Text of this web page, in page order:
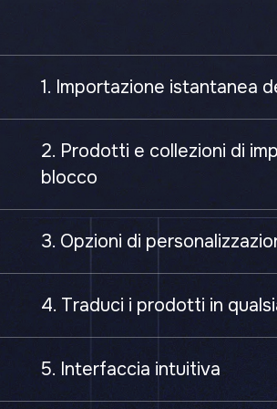
1. Importazione istantanea
2. Prodotti e collezioni di
blocco
3. Opzioni di
4. Traduci i prodotti in
5. Interfaccia intuitiva